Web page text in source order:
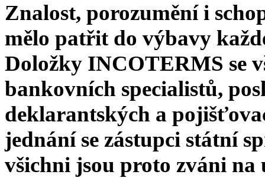
Znalost, porozumění i
mělo patřit do výbavy
Doložky INCOTERMS se
bankovních specialistů,
deklarantských a
jednání se zástupci státní
všichni jsou proto zváni na